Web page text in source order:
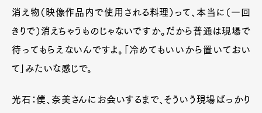
消え物（映像作品内で使用される料理）って、本当に（一回
きりで）消えちゃうものじゃないですか。だから普通は現場で
待ってもらえないんですよ。「冷めてもいいから置いておい
て」みたいな感じで。
光石：僕、奈美さんにお会いするまで、そういう現場ばっかり